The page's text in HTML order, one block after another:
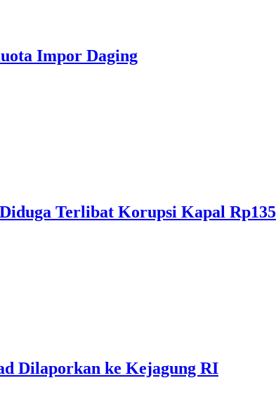
Impor Daging
Terlibat Korupsi Kapal
Dilaporkan ke Kejagung RI